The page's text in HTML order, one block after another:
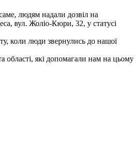
людям надали дозвіл на
вул. Жоліо-Кюри, 32, у статусі
коли люди звернулись до нашої
області, які допомагали нам на цьому